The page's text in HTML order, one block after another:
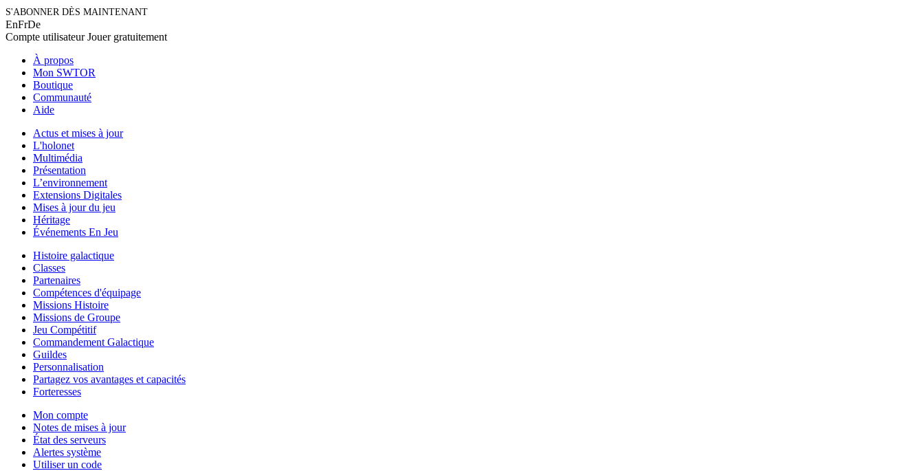
S'ABONNER DÈS MAINTENANT
EnFrDe
Compte utilisateurJouer gratuitement
À propos
Mon SWTOR
Boutique
Communauté
Aide
Actus et mises à jour
L'holonet
Multimédia
Présentation
L’environnement
Extensions Digitales
Mises à jour du jeu
Héritage
Événements En Jeu
Histoire galactique
Classes
Partenaires
Compétences d'équipage
Missions Histoire
Missions de Groupe
Jeu Compétitif
Commandement Galactique
Guildes
Personnalisation
Partagez vos avantages et capacités
Forteresses
Mon compte
Notes de mises à jour
État des serveurs
Alertes système
Utiliser un code